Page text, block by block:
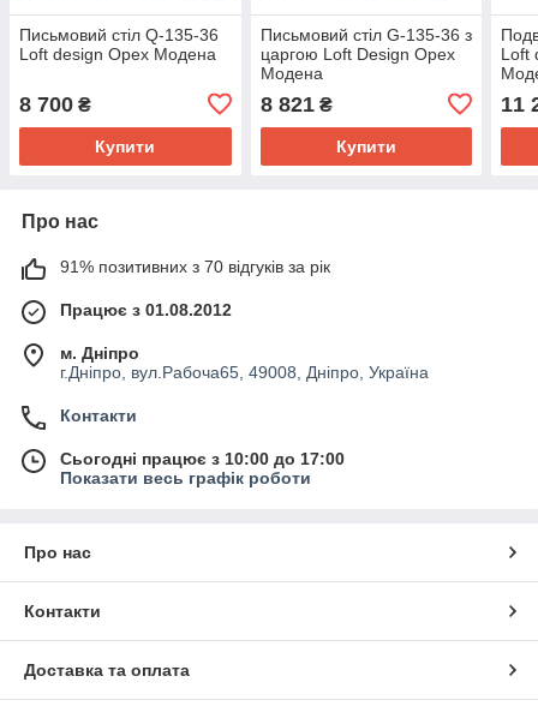
Письмовий стіл Q-135-36
Loft design Орех Модена
8 700 ₴
Купити
Письмовий стіл G-135-36 з
царгою Loft Design Орех
Модена
8 821₴
Купити
Loft
11
Про нас
91% позитивних з 70 відгуків за рік
Працює з 01.08.2012
м. Дніпро
г.Дніпро, вул.Рабоча65, 49008, Дніпро, Україна
Контакти
Сьогодні працює з 10:00 до 17:00
Показати весь графік роботи
Про нас
Контакти
Доставка та оплата